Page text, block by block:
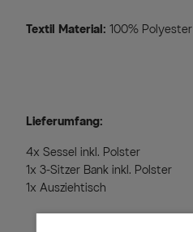
Textil Material: 100% Polyester
Lieferumfang:
4x Sessel inkl. Polster
1x 3-Sitzer Bank inkl. Polster
1x Ausziehtisch